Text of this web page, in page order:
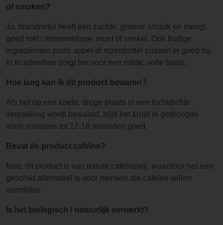
of smaken?
Ja, brandnetel heeft een zachte, groene smaak en mengt
goed met citroenmelisse, munt of venkel. Ook fruitige
ingrediënten zoals appel of rozenbottel passen er goed bij.
In kruidenthee zorgt het voor een milde, volle basis.
Hoe lang kan ik dit product bewaren?
Als het op een koele, droge plaats in een luchtdichte
verpakking wordt bewaard, blijft het kruid in gedroogde
vorm minstens tot 12-18 maanden goed.
Bevat de product cafeïne?
Nee, dit product is van nature cafeïnevrij, waardoor het een
geschikt alternatief is voor mensen die cafeïne willen
vermijden
Is het biologisch / natuurlijk verwerkt?